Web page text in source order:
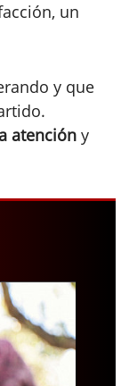
un
y que
atención y